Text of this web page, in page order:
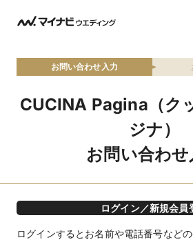
お問い合わせ入力
CUCINA Pagina（ク
ジナ）
お問い合わせ
ログイン／新規会員
ログインするとお名前や電話番号など